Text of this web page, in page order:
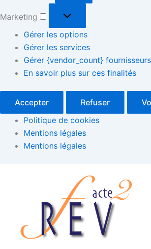
Marketing
Gérer les options
Gérer les services
Gérer {vendor_count} fournisseurs
En savoir plus sur ces finalités
Accepter Refuser
Politique de cookies
Mentions légales
Mentions légales
colloque
à
Marseille